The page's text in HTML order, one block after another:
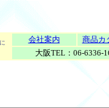
会社案内
商品カ
大阪TEL：06-